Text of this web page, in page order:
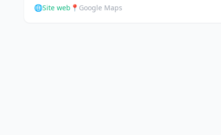
🌐Site web 📍 Google Maps